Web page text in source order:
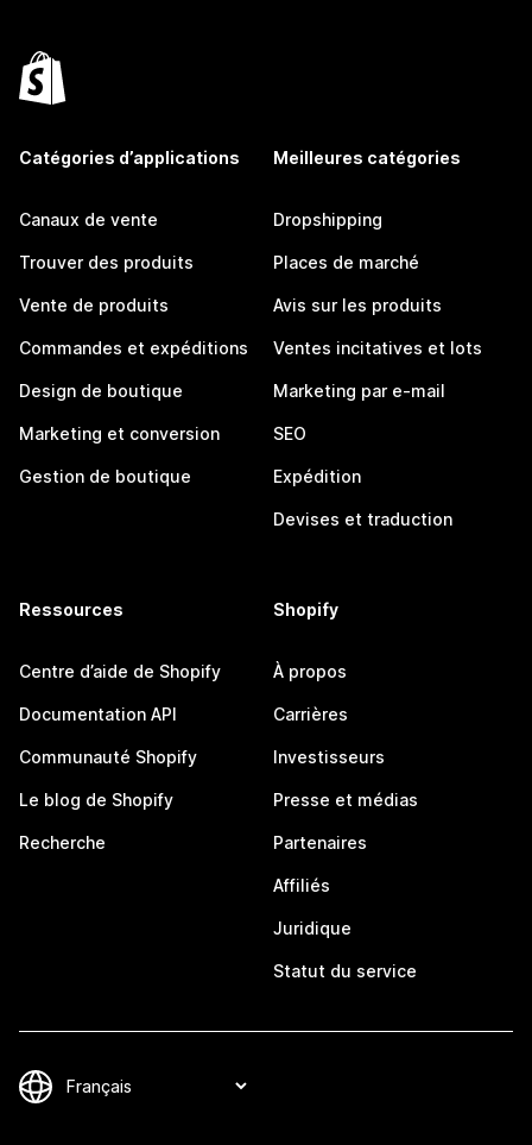
Catégories d’applications
Canaux de vente
Trouver des produits
Vente de produits
Commandes et expéditions
Design de boutique
Marketing et conversion
Gestion de boutique
Meilleures catégories
Dropshipping
Places de marché
Avis sur les produits
Ventes incitatives et lots
Marketing par e-mail
SEO
Expédition
Devises et traduction
Ressources
Centre d’aide de Shopify
Documentation API
Communauté Shopify
Le blog de Shopify
Recherche
Shopify
À propos
Carrières
Investisseurs
Presse et médias
Partenaires
Affiliés
Juridique
Statut du service